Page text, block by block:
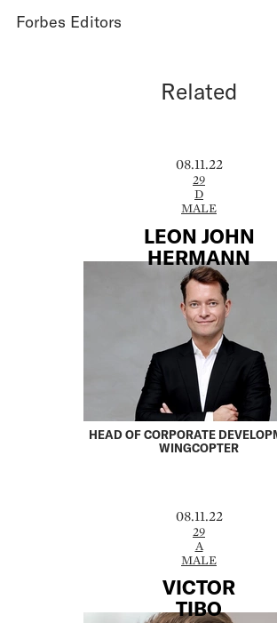
Forbes Editors
Related
08.11.22
29
D
MALE
LEON JOHN
HERMANN
HEAD OF CORPORATE
WINGCOPTER
08.11.22
29
A
MALE
VICTOR
TIBO